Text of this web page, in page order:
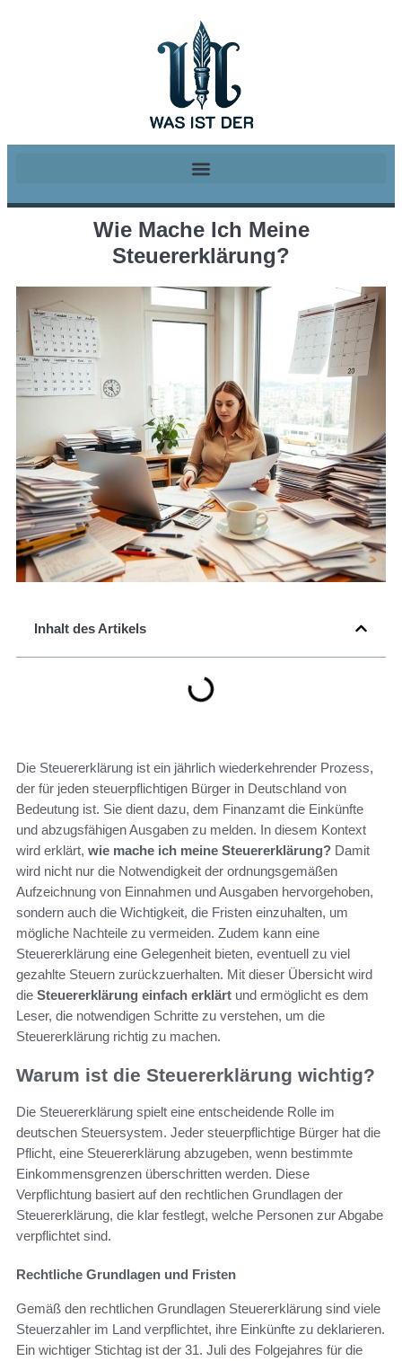
Wie Mache Ich Meine
Steuererklärung?
Inhalt des Artikels
Die Steuererklärung ist ein jährlich wiederkehrender Prozess,
der für jeden steuerpflichtigen Bürger in Deutschland von
Bedeutung ist. Sie dient dazu, dem Finanzamt die Einkünfte
und abzugsfähigen Ausgaben zu melden. In diesem Kontext
wird erklärt, wie mache ich meine Steuererklärung? Damit
wird nicht nur die Notwendigkeit der ordnungsgemäßen
Aufzeichnung von Einnahmen und Ausgaben hervorgehoben,
sondern auch die Wichtigkeit, die Fristen einzuhalten, um
mögliche Nachteile zu vermeiden. Zudem kann eine
Steuererklärung eine Gelegenheit bieten, eventuell zu viel
gezahlte Steuern zurückzuerhalten. Mit dieser Übersicht wird
die Steuererklärung einfach erklärt und ermöglicht es dem
Leser, die notwendigen Schritte zu verstehen, um die
Steuererklärung richtig zu machen.
Warum ist die Steuererklärung wichtig?
Die Steuererklärung spielt eine entscheidende Rolle im
deutschen Steuersystem. Jeder steuerpflichtige Bürger hat die
Pflicht, eine Steuererklärung abzugeben, wenn bestimmte
Einkommensgrenzen überschritten werden. Diese
Verpflichtung basiert auf den rechtlichen Grundlagen der
Steuererklärung, die klar festlegt, welche Personen zur Abgabe
verpflichtet sind.
Rechtliche Grundlagen und Fristen
Gemäß den rechtlichen Grundlagen Steuererklärung sind viele
Steuerzahler im Land verpflichtet, ihre Einkünfte zu deklarieren.
Ein wichtiger Stichtag ist der 31. Juli des Folgejahres für die